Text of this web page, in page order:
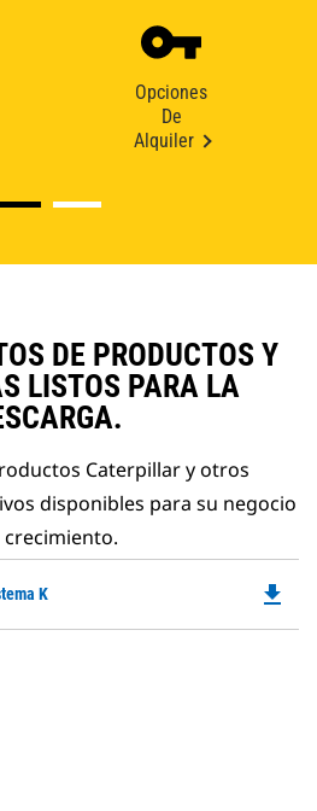
Opciones
De
Alquiler
DE PRODUCTOS Y
LISTOS PARA LA
Caterpillar y otros
disponibles para su negocio
crecimiento.
K file_download